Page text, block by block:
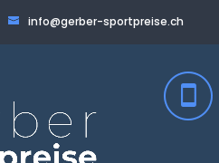
info@gerber-sportpreise.ch